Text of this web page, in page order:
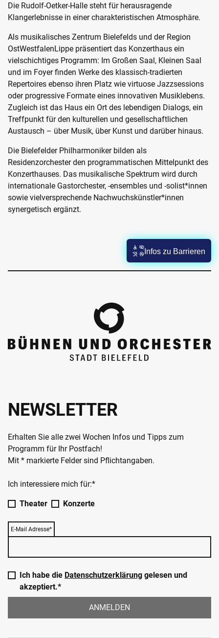
Die Rudolf-Oetker-Halle steht für herausragende
Klangerlebnisse in einer charakteristischen Atmosphäre.
Als musikalisches Zentrum Bielefelds und der Region
OstWestfalenLippe präsentiert das Konzerthaus ein
vielschichtiges Programm: Im Großen Saal, Kleinen Saal
und im Foyer finden Werke des klassisch-tradierten
Repertoires ebenso ihren Platz wie virtuose Jazzsessions
oder progressive Formate eines innovativen Musiklebens.
Zugleich ist das Haus ein Ort des lebendigen Dialogs, ein
Treffpunkt für den kulturellen und gesellschaftlichen
Austausch – über Musik, über Kunst und darüber hinaus.
Die Bielefelder Philharmoniker bilden als
Residenzorchester den programmatischen Mittelpunkt des
Konzerthauses. Das musikalische Spektrum wird durch
internationale Gastorchester, -ensembles und -solist*innen
sowie vielversprechende Nachwuchskünstler*innen
synergetisch ergänzt.
NEWSLETTER
Erhalten Sie alle zwei Wochen Infos und Tipps zum
Programm für Ihr Postfach!
Mit * markierte Felder sind Pflichtangaben.
Ich interessiere mich für:*
Theater Konzerte
E-Mail Adresse*
Ich habe die Datenschutzerklärung gelesen und
akzeptiert.*
ANMELDEN
Infos zu Barrieren